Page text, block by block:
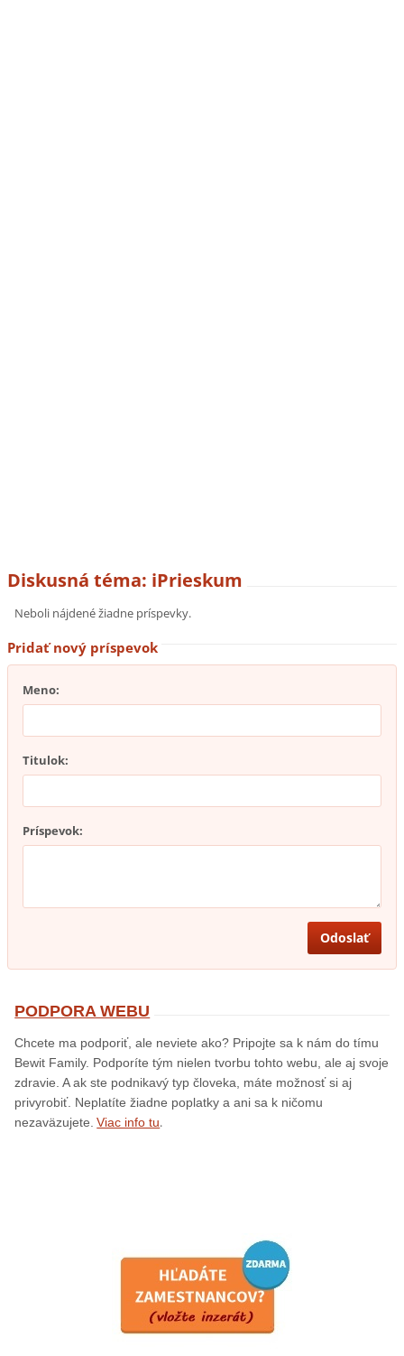
Diskusná téma: iPrieskum
Neboli nájdené žiadne príspevky.
Pridať nový príspevok
Meno:
Titulok:
Príspevok:
PODPORA WEBU
Chcete ma podporiť, ale neviete ako? Pripojte sa k nám do tímu
Bewit Family. Podporíte tým nielen tvorbu tohto webu, ale aj svoje
zdravie. A ak ste podnikavý typ človeka, máte možnosť si aj
privyrobiť. Neplatíte žiadne poplatky a ani sa k ničomu
nezaväzujete. Viac info tu.